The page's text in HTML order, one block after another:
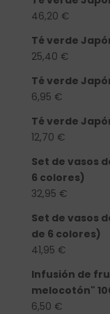
46,20 €
Té verde
25,40 €
Té verde
6,95 €
Té verde
12,70 €
Set de vasos
6 colores)
32,95 €
Set de vasos
de 6 colores)
41,95 €
Infusión de
melocotón"
6,50 €